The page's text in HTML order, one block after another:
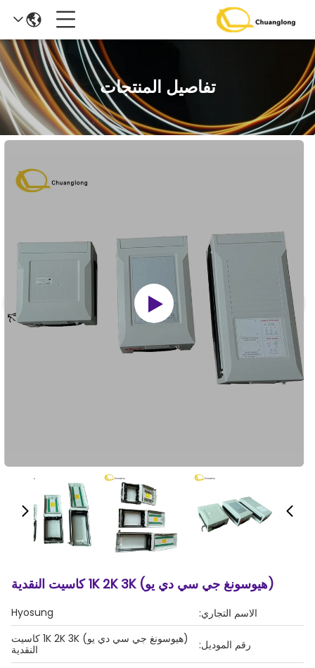
تفاصيل المنتجات
(هيوسونغ جي سي دي يو) 1K 2K 3K كاسيت النقدية
الاسم التجاري: Hyosung
رقم الموديل:
(هيوسونغ جي سي دي يو) 1K 2K 3K كاسيت
النقدية